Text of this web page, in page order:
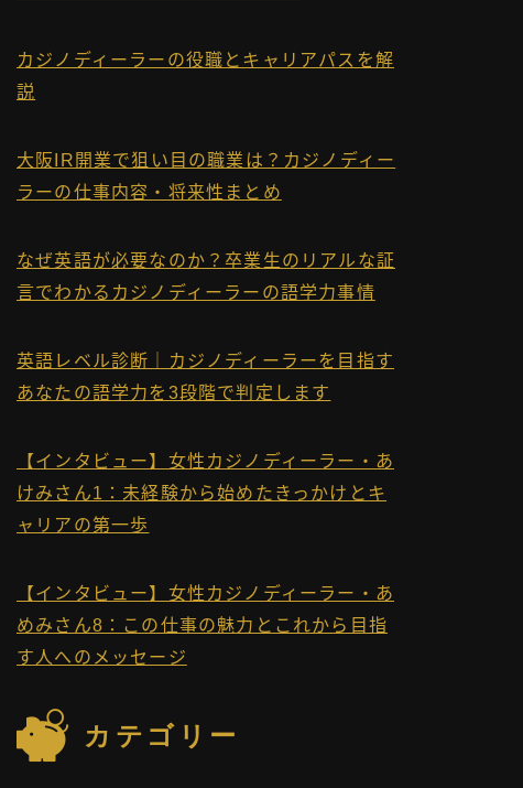
カジノディーラーの役職とキャリアパスを解
説
大阪IR開業で狙い目の職業は？カジノディー
ラーの仕事内容・将来性まとめ
なぜ英語が必要なのか？卒業生のリアルな証
言でわかるカジノディーラーの語学力事情
英語レベル診断｜カジノディーラーを目指す
あなたの語学力を3段階で判定します
【インタビュー】女性カジノディーラー・あ
けみさん1：未経験から始めたきっかけとキ
ャリアの第一歩
【インタビュー】女性カジノディーラー・あ
めみさん8：この仕事の魅力とこれから目指
す人へのメッセージ
カテゴリー